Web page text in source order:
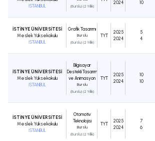
İSTANBUL
(Burslu) (2 Yıllık)
2024
10
İSTİNYE ÜNİVERSİTESİ
Meslek Yüksekokulu
İSTANBUL
Grafik Tasarımı
Burslu
(Burslu) (2 Yıllık)
TYT
2025
2024
5
4
İSTİNYE ÜNİVERSİTESİ
Meslek Yüksekokulu
İSTANBUL
Bilgisayar
Destekli Tasarım
ve Animasyon
Burslu
(Burslu) (2 Yıllık)
TYT
2025
2024
10
10
İSTİNYE ÜNİVERSİTESİ
Meslek Yüksekokulu
İSTANBUL
Otomotiv
Teknolojisi
Burslu
(Burslu) (2 Yıllık)
TYT
2025
2024
7
6